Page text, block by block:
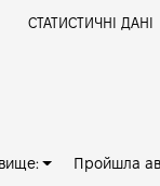
СТАТИСТИЧНІ ДАНІ
Пройшла